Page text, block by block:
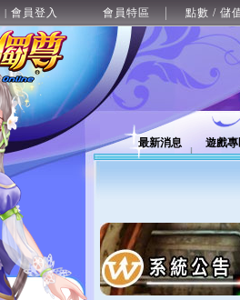
| 會員登入 會員特區 點數 / 儲
最新消息 遊戲